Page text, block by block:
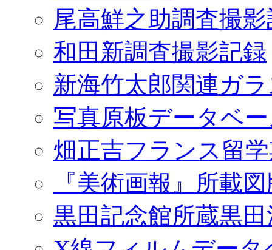
尾高鮮之助調査撮
和田新調査撮影記録
新海竹太郎関連ガ
写真原板データベ
畑正吉フランス留
『美術画報』所載
黒田記念館所蔵黒